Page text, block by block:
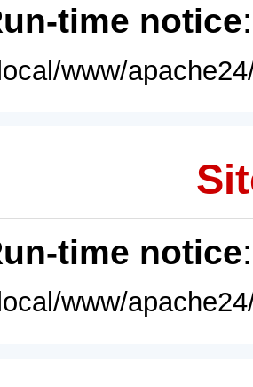
time notice
www/
time notice
www/